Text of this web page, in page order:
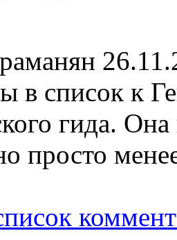
в список к
гида.
просто